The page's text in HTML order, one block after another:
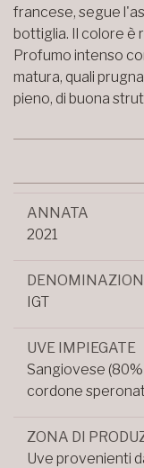
francese, segue
bottiglia. Il colore è
Profumo intenso
matura, quali
pieno, di buona
ANNATA
2021
IGT
UVE IMPIEGATE
Sangiovese
cordone
ZONA DI
Uve provenienti